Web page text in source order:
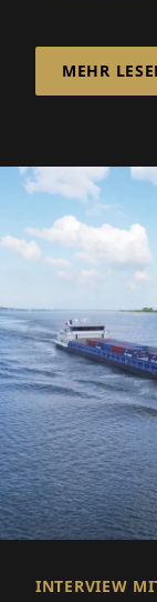
MEHR
INTERVIEW